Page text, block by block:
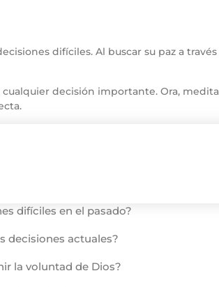
difíciles. Al buscar su paz a
decisión importante. Ora,
difíciles en el pasado?
decisiones actuales?
la voluntad de Dios?